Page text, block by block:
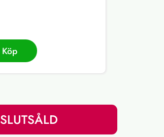
Köp
SLUTSÅLD